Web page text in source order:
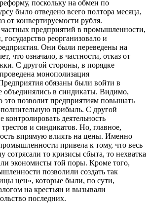
поскольку на обмен по
было отведено всего полтора месяца,
от конвертируемости рубля.
частных предприятий в промышленности,
государство реорганизовало и
Они были переведены на
что означало, в частности, отказ от
С другой стороны, в порядке
монополизация
обязаны были войти в
объединялись в синдикаты. Видимо,
это позволит предприятиям повышать
прибыль. С другой
контролировать деятельность
и синдикатов. Но, главное,
впрямую влиять на цены. Именно
привела к тому, что весь
сотрясали то кризисы сбыта, то нехватка
экономисты той поры. Кроме того,
позволили создать так
цен», которые были, по сути,
на крестьян и вызывали
последних.